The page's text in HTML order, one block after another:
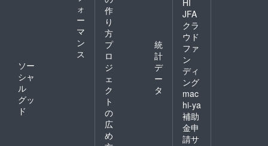
ォ
ー
マ
ン
ス
ソー
シャ
ル
グッ
ド
作
り
方
プ
ロ
ジ
ェ
ク
ト
の
広
め
統
計
デ
ー
タ
HI
JFA
クラ
ウド
ファ
ン
ディ
ング
mac
hi-ya
補助
金申
請サ